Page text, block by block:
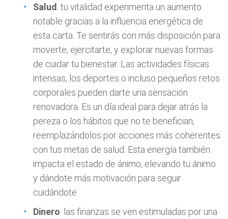
Salud : tu vitalidad experimenta un aumento
notable gracias a la influencia energética de
esta carta. Te sentirás con más disposición para
moverte, ejercitarte, y explorar nuevas formas
de cuidar tu bienestar. Las actividades físicas
intensas, los deportes o incluso pequeños retos
corporales pueden darte una sensación
renovadora. Es un día ideal para dejar atrás la
pereza o los hábitos que no te benefician,
reemplazándolos por acciones más coherentes
con tus metas de salud. Esta energía también
impacta el estado de ánimo, elevando tu ánimo
y dándote más motivación para seguir
cuidándote
Dinero: las finanzas se ven estimuladas por una